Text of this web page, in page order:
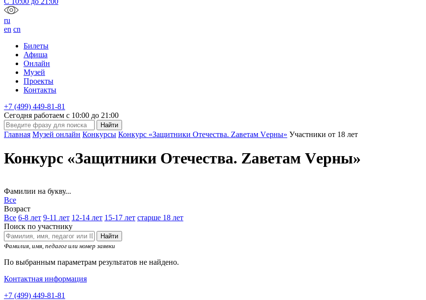
ru
en cn
Билеты
Афиша
Онлайн
Музей
Проекты
Контакты
+7 (499) 449-81-81
Сегодня работаем с 10:00 до 21:00
Главная Музей онлайн Конкурсы Конкурс «Защитники Отечества. Zаветам Vерны» Участники от 18 лет
Конкурс «Защитники Отечества. Zаветам Vерны»
Фамилии на букву...
Все
Возраст
Все 6-8 лет 9-11 лет 12-14 лет 15-17 лет старше 18 лет
Поиск по участнику
Найти
Фамилия, имя, педагог или номер заявки
По выбранным параметрам результатов не найдено.
Контактная информация
+7 (499) 449-81-81